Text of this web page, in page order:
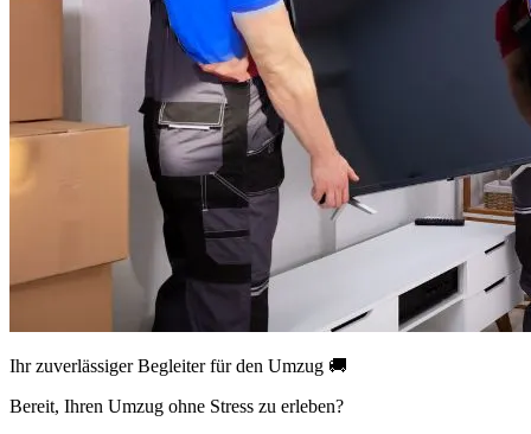
Ihr zuverlässiger Begleiter für den Umzug 🚚
Bereit, Ihren Umzug ohne Stress zu erleben?